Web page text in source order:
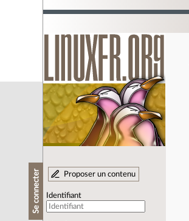
Se connecter Proposer un contenu
Identifiant